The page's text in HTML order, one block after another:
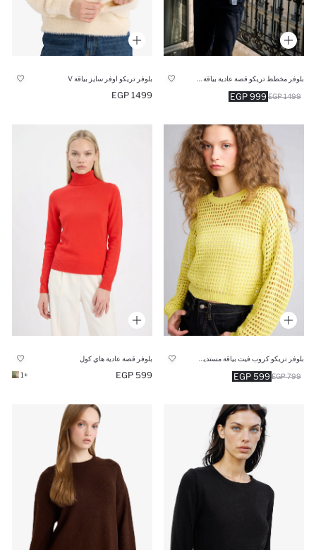
999 EGP 1499 EGP
بلوفر تريكو اوفر سايز بياقة V
1499 EGP
599 EGP 799 EGP
بلوفر قصة عادية هاي كول
599 EGP
+1